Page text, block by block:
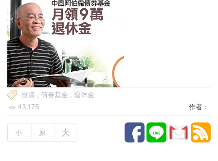
投資 , 債券基金 , 退休金
43,175
作者：
小 原 大